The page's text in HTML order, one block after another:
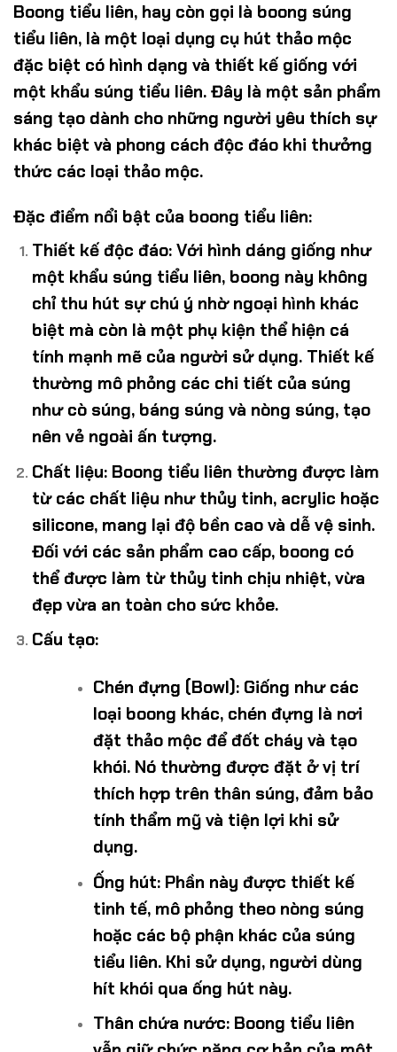
Boong tiểu liên, hay còn gọi là boong súng
tiểu liên, là một loại dụng cụ hút thảo mộc
đặc biệt có hình dạng và thiết kế giống với
một khẩu súng tiểu liên. Đây là một sản phẩm
sáng tạo dành cho những người yêu thích sự
khác biệt và phong cách độc đáo khi thưởng
thức các loại thảo mộc.
Đặc điểm nổi bật của boong tiểu liên:
Thiết kế độc đáo: Với hình dáng giống như
một khẩu súng tiểu liên, boong này không
chỉ thu hút sự chú ý nhờ ngoại hình khác
biệt mà còn là một phụ kiện thể hiện cá
tính mạnh mẽ của người sử dụng. Thiết kế
thường mô phỏng các chi tiết của súng
như cò súng, báng súng và nòng súng, tạo
nên vẻ ngoài ấn tượng.
Chất liệu: Boong tiểu liên thường được làm
từ các chất liệu như thủy tinh, acrylic hoặc
silicone, mang lại độ bền cao và dễ vệ sinh.
Đối với các sản phẩm cao cấp, boong có
thể được làm từ thủy tinh chịu nhiệt, vừa
đẹp vừa an toàn cho sức khỏe.
Cấu tạo:
Chén đựng (Bowl): Giống như các
loại boong khác, chén đựng là nơi
đặt thảo mộc để đốt cháy và tạo
khói. Nó thường được đặt ở vị trí
thích hợp trên thân súng, đảm bảo
tính thẩm mỹ và tiện lợi khi sử
dụng.
Ống hút: Phần này được thiết kế
tinh tế, mô phỏng theo nòng súng
hoặc các bộ phận khác của súng
tiểu liên. Khi sử dụng, người dùng
hít khói qua ống hút này.
Thân chứa nước: Boong tiểu liên